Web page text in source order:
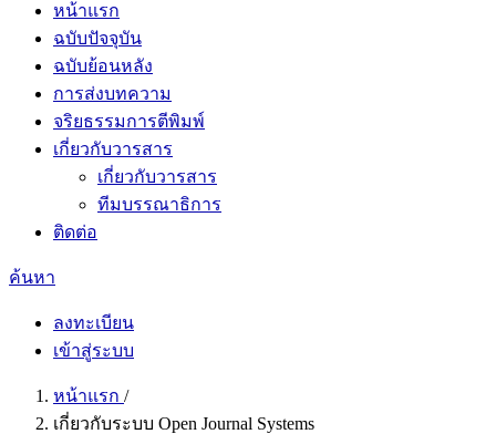
หน้าแรก
ฉบับปัจจุบัน
ฉบับย้อนหลัง
การส่งบทความ
จริยธรรมการตีพิมพ์
เกี่ยวกับวารสาร
เกี่ยวกับวารสาร
ทีมบรรณาธิการ
ติดต่อ
ค้นหา
ลงทะเบียน
เข้าสู่ระบบ
หน้าแรก /
เกี่ยวกับระบบ Open Journal Systems